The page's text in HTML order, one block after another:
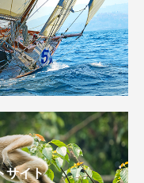
サイト